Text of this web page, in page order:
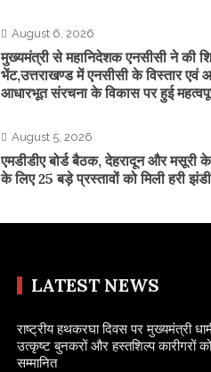
August 6, 2026
मुख्यमंत्री से महानिदेशक एनसीसी ने की
भेंट,उत्तराखण्ड में एनसीसी के विस्तार एवं
आधारभूत संरचना के विकास पर हुई
August 5, 2026
एमडीडीए बोर्ड बैठक, देहरादून और मसूरी
के लिए 25 बड़े प्रस्तावों को मिली हरी झंडी
LATEST NEWS
राष्ट्रीय हथकरघा दिवस पर मुख्यमंत्री
उत्कृष्ट बुनकरों और हस्तशिल्प कारीगरों
सम्मानित